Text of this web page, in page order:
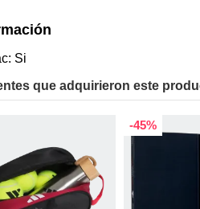
Si
que adquirieron este
-45%